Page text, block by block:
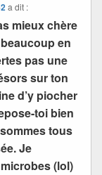
a dit :
mieux chère
en
pas une
sur ton
d’y piocher
toi bien
tous
Je
(lol)